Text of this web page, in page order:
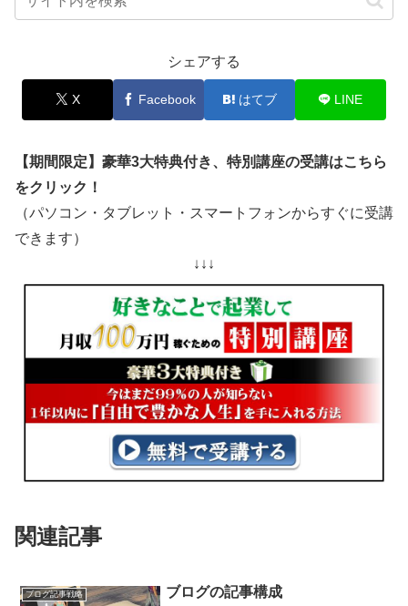
シェアする
X Facebook はてブ LINE
【期間限定】豪華3大特典付き、特別講座の受講はこちら
をクリック！
（パソコン・タブレット・スマートフォンからすぐに受講
できます）
↓↓↓
関連記事
ブログ記事戦略 ブログの記事構成